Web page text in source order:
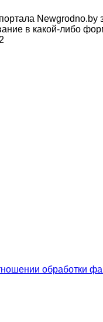
в какой-либо
обработки